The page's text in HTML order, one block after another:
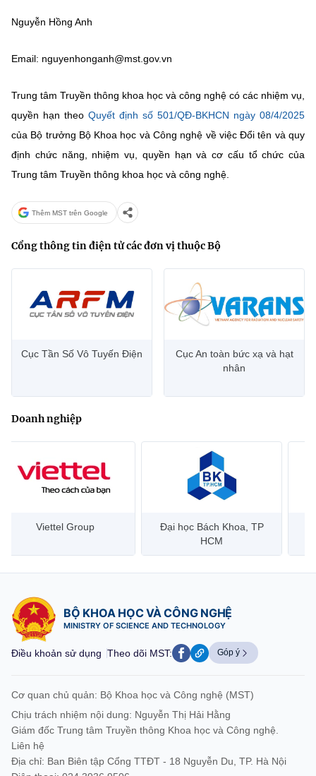
Cơ quan chủ quản: Bộ Khoa học và Công nghệ (MST)
Giám đốc Trung tâm Truyền thông Khoa học và Công nghệ.
Điện thoại: 024 3936 9506
Email: stc@mst.gov.vn
©2026 Bản quyền thuộc Bộ Khoa Học và Công Nghệ
website này)
Nguyễn Hồng Anh
Email: nguyenhonganh@mst.gov.vn
Trung tâm Truyền thông khoa học và công nghệ có các nhiệm vụ,
quyền hạn theo Quyết định số 501/QĐ-BKHCN ngày 08/4/2025
của Bộ trưởng Bộ Khoa học và Công nghệ về việc Đổi tên và quy
định chức năng, nhiệm vụ, quyền hạn và cơ cấu tổ chức của
Trung tâm Truyền thông khoa học và công nghệ.
Thêm MST trên Google
Cổng thông tin điện tử các đơn vị thuộc Bộ
Cục Tần Số Vô Tuyến Điện
Cục An toàn bức xạ và hạt
nhân
Doanh nghiệp
Viettel Group
Đại học Bách Khoa, TP
HCM
BỘ KHOA HỌC VÀ CÔNG NGHỆ
MINISTRY OF SCIENCE AND TECHNOLOGY
Điều khoản sử dụng Theo dõi MST: Góp ý
Cơ quan chủ quản: Bộ Khoa học và Công nghệ (MST)
Chịu trách nhiệm nội dung: Nguyễn Thị Hải Hằng
Giám đốc Trung tâm Truyền thông Khoa học và Công nghệ.
Liên hệ
Địa chỉ: Ban Biên tập Cổng TTĐT - 18 Nguyễn Du, TP. Hà Nội